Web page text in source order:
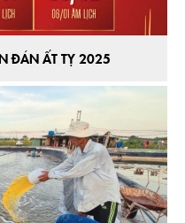
ĐÁN ẤT TỴ 2025